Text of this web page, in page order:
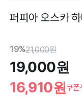
퍼피아 오스카
19%21,000원
19,000원
16,910원쿠폰